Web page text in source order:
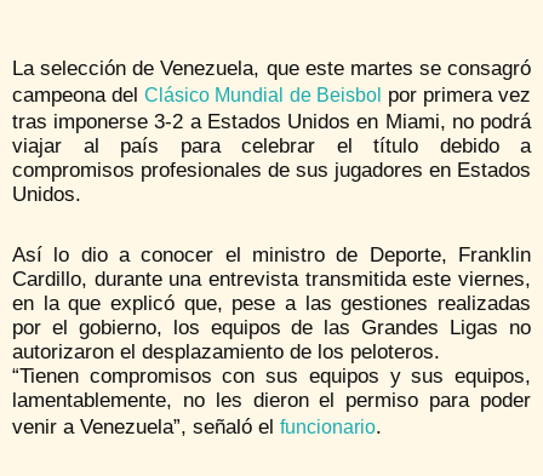
La selección de Venezuela, que este martes se consagró
campeona delClásico Mundial de Beisbol por primera vez
tras imponerse 3-2 a Estados Unidos en Miami, no podrá
viajar al país para celebrar el título debido a
compromisos profesionales de sus jugadores en Estados
Unidos.
Así lo dio a conocer el ministro de Deporte, Franklin
Cardillo, durante una entrevista transmitida este viernes,
en la que explicó que, pese a las gestiones realizadas
por el gobierno, los equipos de las Grandes Ligas no
autorizaron el desplazamiento de los peloteros.
“Tienen compromisos con sus equipos y sus equipos,
lamentablemente, no les dieron el permiso para poder
venir a Venezuela”, señaló el funcionario.